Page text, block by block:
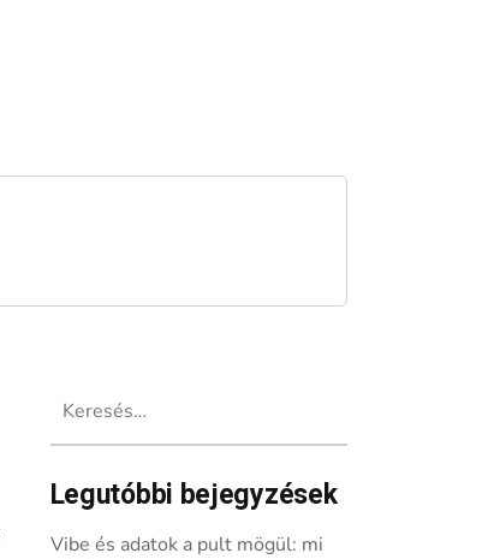
Legutóbbi bejegyzések
Vibe és adatok a pult mögül: mi